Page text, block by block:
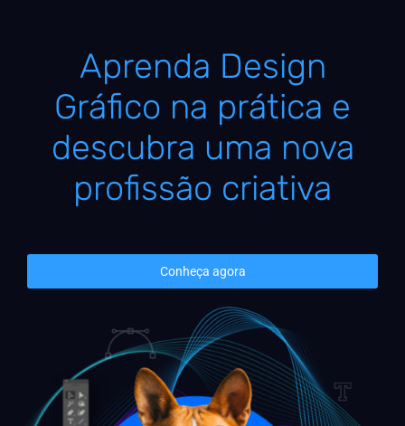
Aprenda Design
Gráfico na prática e
descubra uma nova
profissão criativa
Conheça agora